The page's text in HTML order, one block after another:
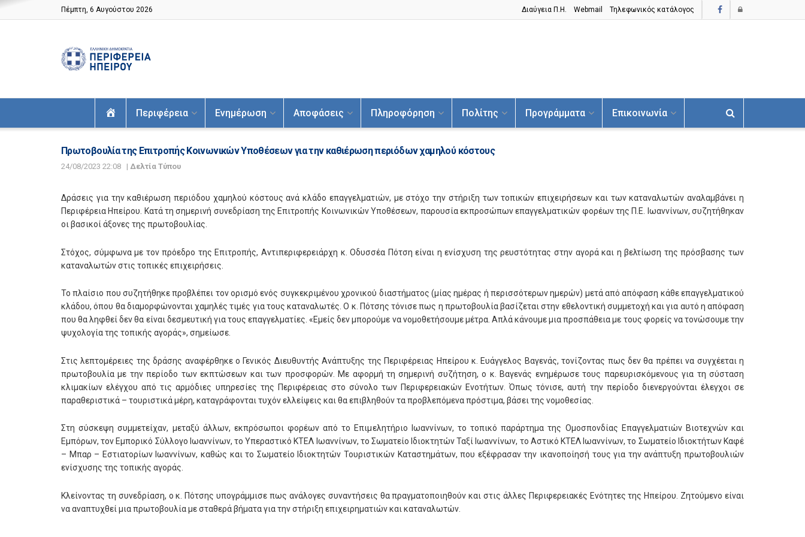
Πέμπτη, 6 Αυγούστου 2026 Διαύγεια Π.H. Webmail Τηλεφωνικός κατάλογος
ΑρχικήΠεριφέρεια Ενημέρωση Αποφάσεις Πληροφόρηση Πολίτης Προγράμματα Επικοινωνία
Πρωτοβουλία της Επιτροπής Κοινωνικών Υποθέσεων για την καθιέρωση περιόδων χαμηλού κόστους
24/08/2023 22:08 | Δελτία Τύπου
Δράσεις για την καθιέρωση περιόδου χαμηλού κόστους ανά κλάδο επαγγελματιών, με στόχο την στήριξη των τοπικών επιχειρήσεων και των καταναλωτών αναλαμβάνει η
Περιφέρεια Ηπείρου. Κατά τη σημερινή συνεδρίαση της Επιτροπής Κοινωνικών Υποθέσεων, παρουσία εκπροσώπων επαγγελματικών φορέων της Π.Ε. Ιωαννίνων, συζητήθηκαν
οι βασικοί άξονες της πρωτοβουλίας.
Στόχος, σύμφωνα με τον πρόεδρο της Επιτροπής, Αντιπεριφερειάρχη κ. Οδυσσέα Πότση είναι η ενίσχυση της ρευστότητας στην αγορά και η βελτίωση της πρόσβασης των
καταναλωτών στις τοπικές επιχειρήσεις.
Το πλαίσιο που συζητήθηκε προβλέπει τον ορισμό ενός συγκεκριμένου χρονικού διαστήματος (μίας ημέρας ή περισσότερων ημερών) μετά από απόφαση κάθε επαγγελματικού
κλάδου, όπου θα διαμορφώνονται χαμηλές τιμές για τους καταναλωτές. Ο κ. Πότσης τόνισε πως η πρωτοβουλία βασίζεται στην εθελοντική συμμετοχή και για αυτό η απόφαση
που θα ληφθεί δεν θα είναι δεσμευτική για τους επαγγελματίες. «Εμείς δεν μπορούμε να νομοθετήσουμε μέτρα. Απλά κάνουμε μια προσπάθεια με τους φορείς να τονώσουμε την
ψυχολογία της τοπικής αγοράς», σημείωσε.
Στις λεπτομέρειες της δράσης αναφέρθηκε ο Γενικός Διευθυντής Ανάπτυξης της Περιφέρειας Ηπείρου κ. Ευάγγελος Βαγενάς, τονίζοντας πως δεν θα πρέπει να συγχέεται η
πρωτοβουλία με την περίοδο των εκπτώσεων και των προσφορών. Με αφορμή τη σημερινή συζήτηση, ο κ. Βαγενάς ενημέρωσε τους παρευρισκόμενους για τη σύσταση
κλιμακίων ελέγχου από τις αρμόδιες υπηρεσίες της Περιφέρειας στο σύνολο των Περιφερειακών Ενοτήτων. Όπως τόνισε, αυτή την περίοδο διενεργούνται έλεγχοι σε
παραθεριστικά – τουριστικά μέρη, καταγράφονται τυχόν ελλείψεις και θα επιβληθούν τα προβλεπόμενα πρόστιμα, βάσει της νομοθεσίας.
Στη σύσκεψη συμμετείχαν, μεταξύ άλλων, εκπρόσωποι φορέων από το Επιμελητήριο Ιωαννίνων, το τοπικό παράρτημα της Ομοσπονδίας Επαγγελματιών Βιοτεχνών και
Εμπόρων, τον Εμπορικό Σύλλογο Ιωαννίνων, το Υπεραστικό ΚΤΕΛ Ιωαννίνων, το Σωματείο Ιδιοκτητών Ταξί Ιωαννίνων, το Αστικό ΚΤΕΛ Ιωαννίνων, το Σωματείο Ιδιοκτήτων Καφέ
– Μπαρ – Εστιατορίων Ιωαννίνων, καθώς και το Σωματείο Ιδιοκτητών Τουριστικών Καταστημάτων, που εξέφρασαν την ικανοποίησή τους για την ανάπτυξη πρωτοβουλιών
ενίσχυσης της τοπικής αγοράς.
Κλείνοντας τη συνεδρίαση, ο κ. Πότσης υπογράμμισε πως ανάλογες συναντήσεις θα πραγματοποιηθούν και στις άλλες Περιφερειακές Ενότητες της Ηπείρου. Ζητούμενο είναι
να αναπτυχθεί μια πρωτοβουλία με σταθερά βήματα για την στήριξη επιχειρηματιών και καταναλωτών.